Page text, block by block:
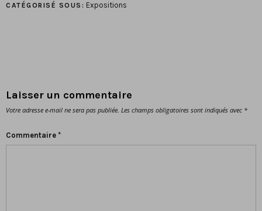
CATÉGORISÉ SOUS: Expositions
Laisser un commentaire
Votre adresse e-mail ne sera pas publiée. Les champs obligatoires sont indiqués avec *
Commentaire *